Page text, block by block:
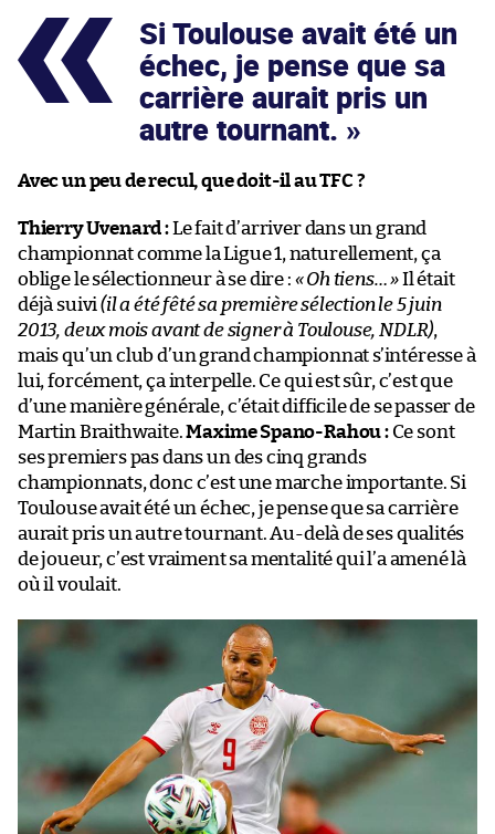
Si Toulouse avait été un
échec, je pense que sa
carrière aurait pris un
autre tournant.
Avec un peu de recul, que doit-il au TFC ?
Thierry Uvenard :Le fait d’arriver dans un grand
championnat comme la Ligue 1, naturellement, ça
oblige le sélectionneur à se dire : « Oh tiens… »Il était
déjà suivi(il a été fêté sa première sélection le 5 juin
2013, deux mois avant de signer à Toulouse, NDLR),
mais qu’un club d’un grand championnat s’intéresse à
lui, forcément, ça interpelle. Ce qui est sûr, c’est que
d’une manière générale, c’était difficile de se passer de
Martin Braithwaite.Maxime Spano-Rahou :Ce sont
ses premiers pas dans un des cinq grands
championnats, donc c’est une marche importante. Si
Toulouse avait été un échec, je pense que sa carrière
aurait pris un autre tournant. Au-delà de ses qualités
de joueur, c’est vraiment sa mentalité qui l’a amené là
où il voulait.